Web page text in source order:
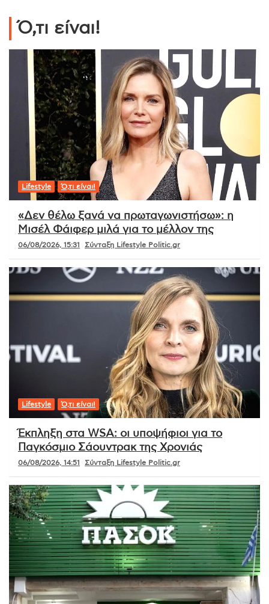
Ό,τι είναι!
Lifestyle Ό,τι είναι!
«Δεν θέλω ξανά να πρωταγωνιστήσω»: η
Μισέλ Φάιφερ μιλά για το μέλλον της
06/08/2026, 15:31 Σύνταξη Lifestyle Politic.gr
Lifestyle Ό,τι είναι!
Έκπληξη στα WSA: οι υποψήφιοι για το
Παγκόσμιο Σάουντρακ της Χρονιάς
06/08/2026, 14:51 Σύνταξη Lifestyle Politic.gr